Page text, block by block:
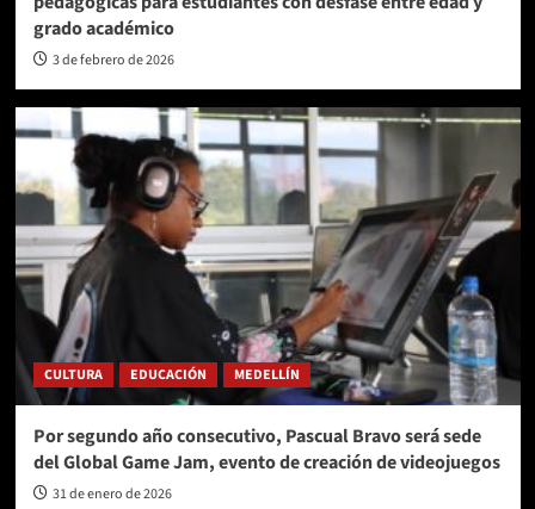
grado académico
3 de febrero de 2026
CULTURA EDUCACIÓN MEDELLÍN
Por segundo año consecutivo, Pascual Bravo será sede
del Global Game Jam, evento de creación de videojuegos
31 de enero de 2026